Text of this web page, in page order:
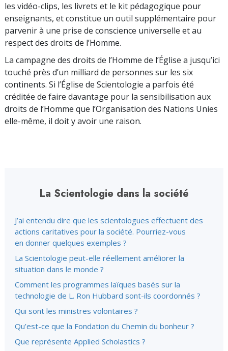
les vidéo-clips, les livrets et le kit pédagogique pour
enseignants, et constitue un outil supplémentaire pour
parvenir à une prise de conscience universelle et au
respect des droits de l’Homme.
La campagne des droits de l’Homme de l’Église a jusqu’ici
touché près d’un milliard de personnes sur les six
continents. Si l’Église de Scientologie a parfois été
créditée de faire davantage pour la sensibilisation aux
droits de l’Homme que l’Organisation des Nations Unies
elle-même, il doit y avoir une raison.
La Scientologie dans la société
J’ai entendu dire que les scientologues effectuent des
actions caritatives pour la société. Pourriez-vous
en donner quelques exemples ?
La Scientologie peut-elle réellement améliorer la
situation dans le monde ?
Comment les programmes laïques basés sur la
technologie de L. Ron Hubbard sont-ils coordonnés ?
Qui sont les ministres volontaires ?
Qu’est-ce que la Fondation du Chemin du bonheur ?
Que représente Applied Scholastics ?